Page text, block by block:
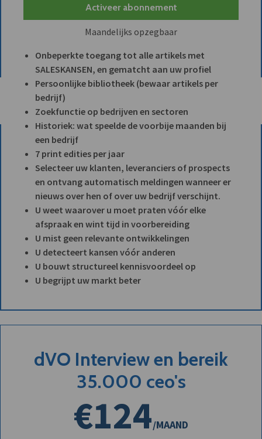
Activeer abonnement
Maandelijks opzegbaar
Onbeperkte toegang tot alle artikels met
SALESKANSEN, en gematcht aan uw profiel
Persoonlijke bibliotheek (bewaar artikels per
bedrijf)
Zoekfunctie op bedrijven en sectoren
Historiek: wat speelde de voorbije maanden bij
een bedrijf
7 print edities per jaar
Selecteer uw klanten, leveranciers of prospects
en ontvang automatisch meldingen wanneer er
nieuws over hen of over uw bedrijf verschijnt.
U weet waarover u moet praten vóór elke
afspraak en wint tijd in voorbereiding
U mist geen relevante ontwikkelingen
U detecteert kansen vóór anderen
U bouwt structureel kennisvoordeel op
U begrijpt uw markt beter
dVO Interview en bereik
35.000 ceo's
€124/MAAND